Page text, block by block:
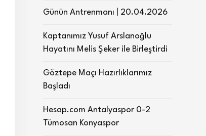
Günün Antrenmanı | 20.04.2026
Kaptanımız Yusuf Arslanoğlu
Hayatını Melis Şeker ile Birleştirdi
Göztepe Maçı Hazırlıklarımız
Başladı
Hesap.com Antalyaspor 0-2
Tümosan Konyaspor